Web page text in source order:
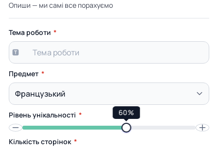
Опиши — ми самі все порахуємо
Тема роботи
Предмет
Рівень унікальності 60%
Кількість сторінок